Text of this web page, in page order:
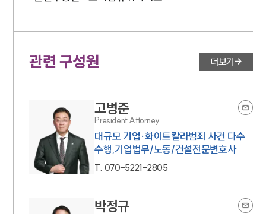
관련 구성원 더보기
고병준
President Attorney
대규모 기업·화이트칼라범죄 사건 다수
수행,기업법무/노동/건설전문변호사
T. 070-5221-2805
박정규